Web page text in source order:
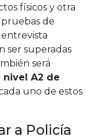
físicos y otra
de
ser superadas
será
nivel A2 de
uno de estos
a Policía